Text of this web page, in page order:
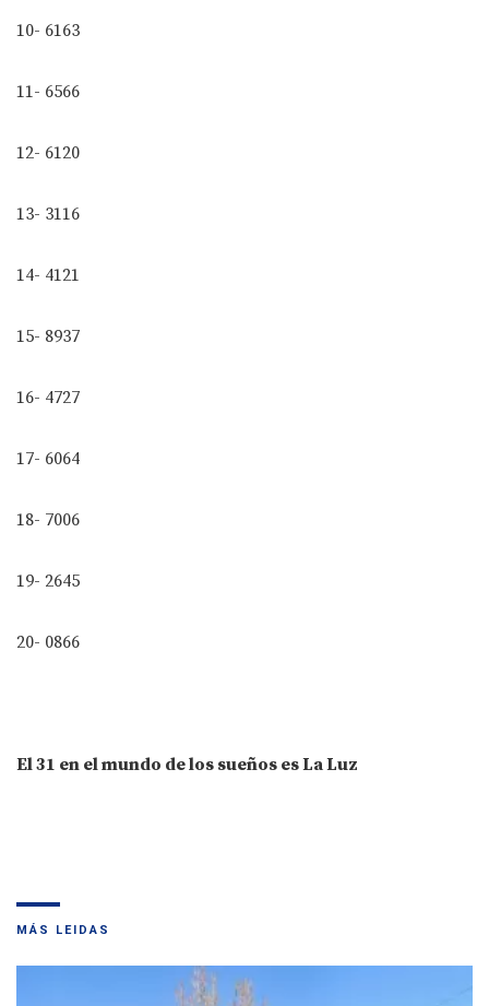
10- 6163
11- 6566
12- 6120
13- 3116
14- 4121
15- 8937
16- 4727
17- 6064
18- 7006
19- 2645
20- 0866
El 31 en el mundo de los sueños es La Luz
MÁS LEIDAS